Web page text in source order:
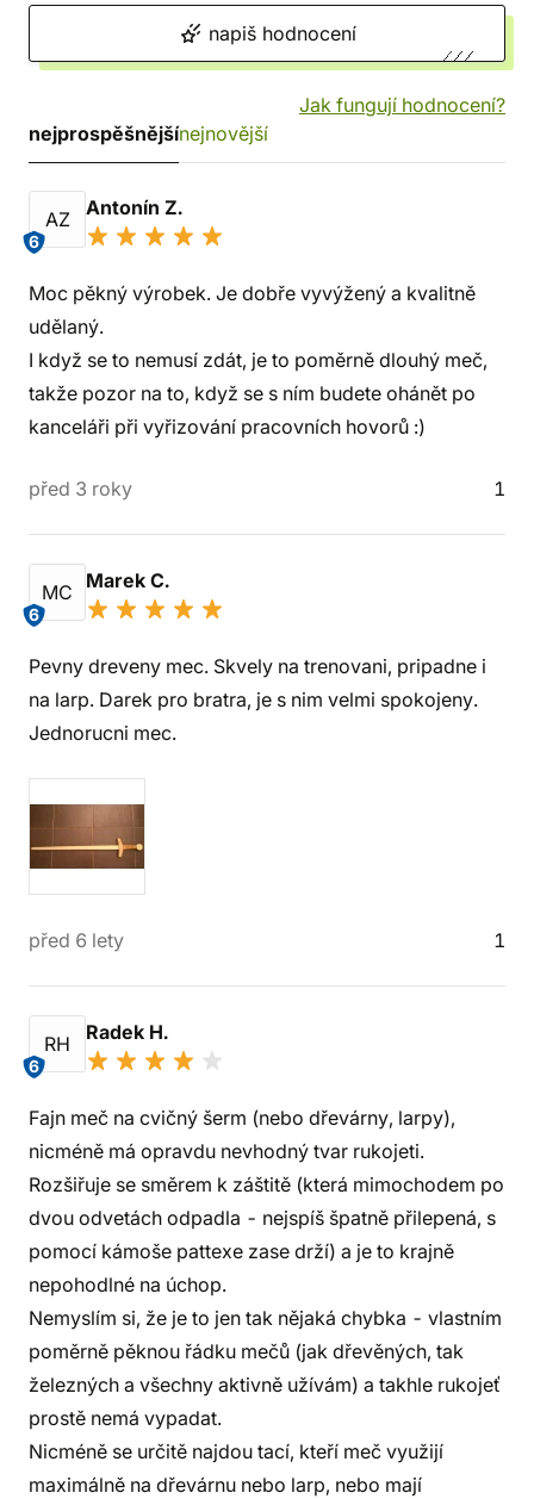
napiš hodnocení
Jak fungují hodnocení?
nejprospěšnějšínejnovější
AZ
6
Antonín Z.
Moc pěkný výrobek. Je dobře vyvýžený a kvalitně
udělaný.
I když se to nemusí zdát, je to poměrně dlouhý meč,
takže pozor na to, když se s ním budete ohánět po
kanceláři při vyřizování pracovních hovorů :)
před 3 roky 1
MC
6
Marek C.
Pevny dreveny mec. Skvely na trenovani, pripadne i
na larp. Darek pro bratra, je s nim velmi spokojeny.
Jednorucni mec.
před 6 lety 1
RH
6
Radek H.
Fajn meč na cvičný šerm (nebo dřevárny, larpy),
nicméně má opravdu nevhodný tvar rukojeti.
Rozšiřuje se směrem k záštitě (která mimochodem po
dvou odvetách odpadla - nejspíš špatně přilepená, s
pomocí kámoše pattexe zase drží) a je to krajně
nepohodlné na úchop.
Nemyslím si, že je to jen tak nějaká chybka - vlastním
poměrně pěknou řádku mečů (jak dřevěných, tak
železných a všechny aktivně užívám) a takhle rukojeť
prostě nemá vypadat.
Nicméně se určitě najdou tací, kteří meč využijí
maximálně na dřevárnu nebo larp, nebo mají